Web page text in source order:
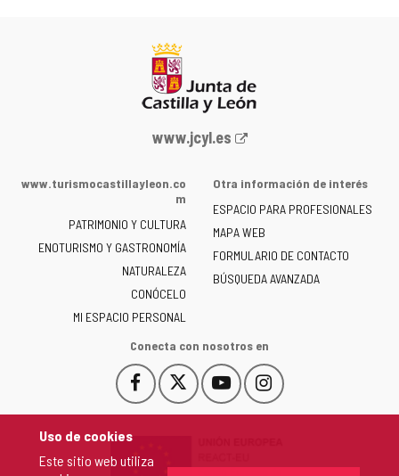
Uso de cookies
Este sitio web utiliza
Portal
la
de
Castilla
y
León
-
www.jcyl.es
www.turismocastillayleon.co
m
PATRIMONIO Y CULTURA
ENOTURISMO Y GASTRONOMÍA
NATURALEZA
CONÓCELO
MI ESPACIO PERSONAL
Otra información de interés
ESPACIO PARA PROFESIONALES
MAPA WEB
FORMULARIO DE CONTACTO
BÚSQUEDA AVANZADA
Conecta con nosotros en
Facebook
Este
enlace
en
Este
enlace
YouTube
Este
enlace
Instagram
Este
enlace